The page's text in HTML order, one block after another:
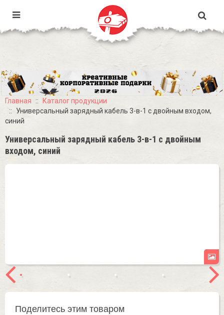
Главная
Каталог продукции
Универсальный зарядный кабель 3-в-1 с двойным входом,
синий
Универсальный зарядный кабель 3-в-1 с двойным
входом, синий
Поделитесь этим товаром